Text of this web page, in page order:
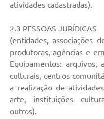
atividades cadastradas).
2.3 PESSOAS JURÍDICAS
(entidades, associações
produtoras, agências e
Equipamentos: arquivos,
culturais, centros
a realização de
arte, instituições
outros).